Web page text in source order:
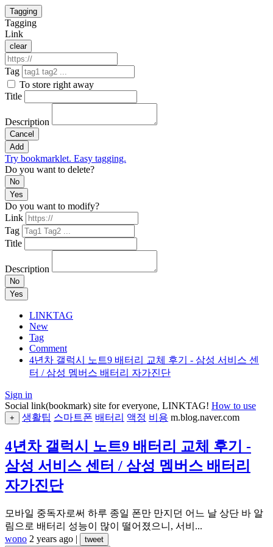
Tagging
Tagging
Link
clear
Tag
To store right away
Title
Description
Cancel
Add
Try bookmarklet. Easy tagging.
Do you want to delete?
No
Yes
Do you want to modify?
Link
Tag
Title
Description
No
Yes
LINKTAG
New
Tag
Comment
4년차 갤럭시 노트9 배터리 교체 후기 - 삼성 서비스 센
터 / 삼성 멤버스 배터리 자가진단
Sign in
Social link(bookmark) site for everyone, LINKTAG! How to use
+ 생활팁 스마트폰 배터리 액정 비용 m.blog.naver.com
4년차 갤럭시 노트9 배터리 교체 후기 -
삼성 서비스 센터 / 삼성 멤버스 배터리
자가진단
모바일 중독자로써 하루 종일 폰만 만지던 어느 날 상단 바 알
림으로 배터리 성능이 많이 떨어졌으니, 서비...
wono 2 years ago | tweet